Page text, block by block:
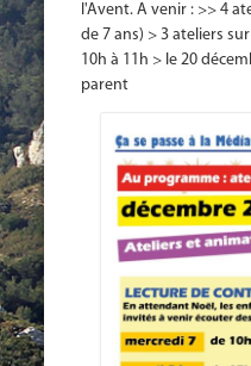
l'Avent. A venir : >> 4
de 7 ans) > 3 ateliers
10h à 11h > le 20
parent